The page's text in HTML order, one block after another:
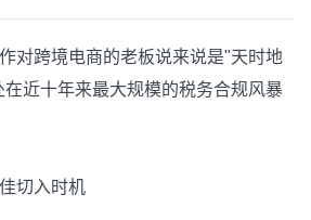
对跨境电商的老板说来说是"天时地
近十年来最大规模的税务合规风暴
切入时机